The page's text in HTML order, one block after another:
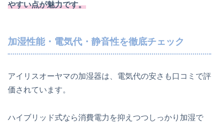
やすい点が魅力です。
加湿性能・電気代・静音性を徹底チェック
アイリスオーヤマの加湿器は、電気代の安さも口コミで評
価されています。
ハイブリッド式なら消費電力を抑えつつしっかり加湿で